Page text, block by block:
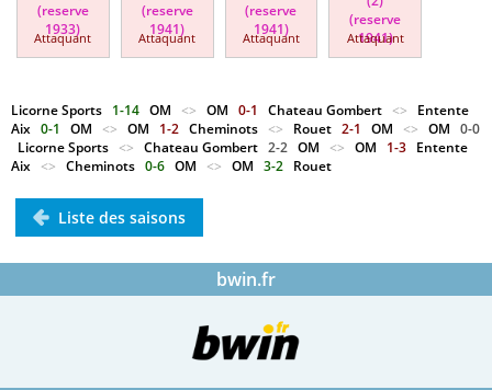
(reserve
1933)
Attaquant
(reserve
1941)
Attaquant
(reserve
1941)
Attaquant
(reserve
1941)
Attaquant
Licorne Sports 1-14 OM <> OM 0-1 Chateau Gombert <> Entente
Aix 0-1 OM <> OM 1-2 Cheminots <> Rouet 2-1 OM <> OM 0-0
Licorne Sports <> Chateau Gombert 2-2 OM <> OM 1-3 Entente
Aix <> Cheminots 0-6 OM <> OM 3-2 Rouet
Liste des saisons
bwin.fr